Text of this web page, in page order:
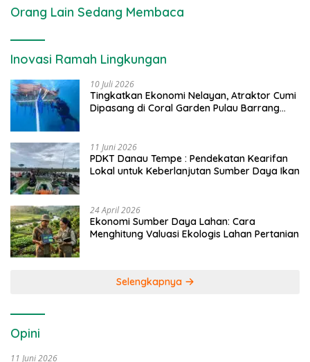
Orang Lain Sedang Membaca
Inovasi Ramah Lingkungan
10 Juli 2026
Tingkatkan Ekonomi Nelayan, Atraktor Cumi
Dipasang di Coral Garden Pulau Barrang
11 Juni 2026
PDKT Danau Tempe : Pendekatan Kearifan
Lokal untuk Keberlanjutan Sumber Daya Ikan
24 April 2026
Ekonomi Sumber Daya Lahan: Cara
Menghitung Valuasi Ekologis Lahan Pertanian
Selengkapnya
Opini
11 Juni 2026